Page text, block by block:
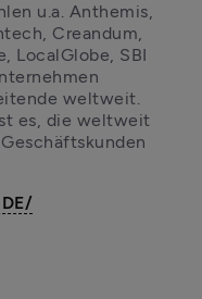
u.a. Anthemis,
Creandum,
LocalGlobe, SBI
weltweit.
es, die weltweit